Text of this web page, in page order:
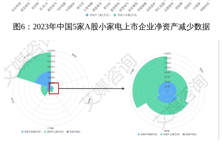
图6：2023年中国5家A股小家电上市企业净资产减少数据